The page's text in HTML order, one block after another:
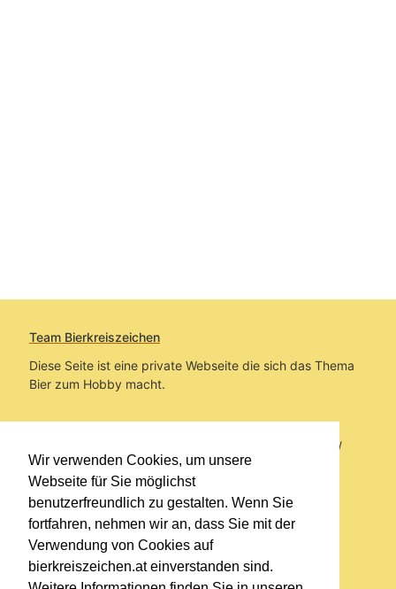
Wir verwenden Cookies, um unsere
Webseite für Sie möglichst
benutzerfreundlich zu gestalten. Wenn Sie
fortfahren, nehmen wir an, dass Sie mit der
Verwendung von Cookies auf
bierkreiszeichen.at einverstanden sind.
Team Bierkreiszeichen
Diese Seite ist eine private Webseite die sich das Thema
Bier zum Hobby macht.
Sie befinden sich auf https://www.bierkreiszeichen.at/
im Pfad:Übers Bier/Biersorten
Erstellt: 2019-03-11
Links